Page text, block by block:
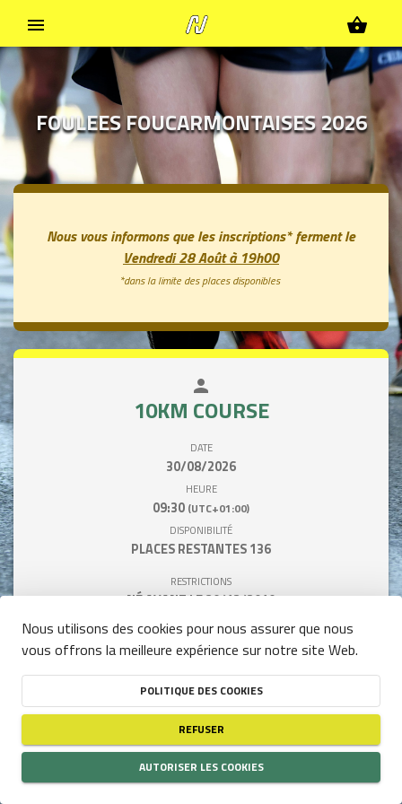
menu shopping_basket
FOULEES FOUCARMONTAISES 2026
Nous vous informons que les inscriptions* ferment le
Vendredi 28 Août à 19h00
*dans la limite des places disponibles
person
10KM COURSE
DATE
30/08/2026
HEURE
09:30 (UTC+01:00)
DISPONIBILITÉ
PLACES RESTANTES136
RESTRICTIONS
NÉ AVANT LE 30/12/2010
Tarif / Personne
12,00 €
+ frais de gestion
Nous utilisons des cookies pour nous assurer que nous
vous offrons la meilleure expérience sur notre site Web.
POLITIQUE DES COOKIES
REFUSER
AUTORISER LES COOKIES